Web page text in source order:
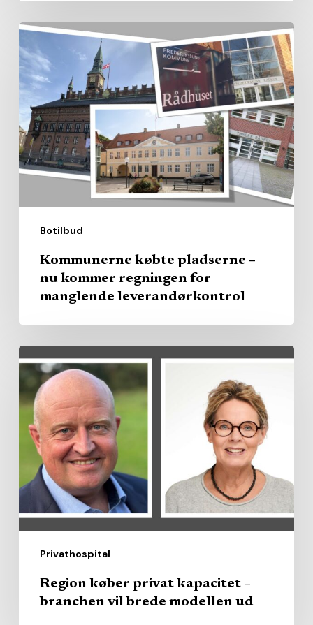
Botilbud
Kommunerne
købte
pladserne
–
nu
kommer
regningen
for
Kommunerne købte pladserne –
nu kommer regningen for
manglende leverandørkontrol
Privathospital
Region
køber
privat
kapacitet
branchen
brede
modellen
Region køber privat kapacitet –
branchen vil brede modellen ud